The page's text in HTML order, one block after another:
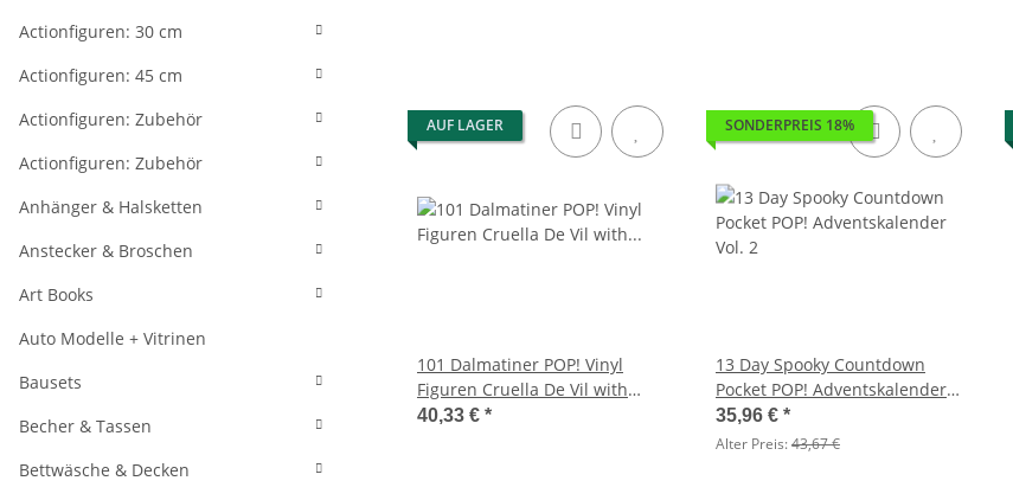
AUF LAGER
101 Dalmatiner POP! Vinyl
Figuren Cruella De Vil with
Chase 9 cm Sortiment (6)
40,33 € *
SONDERPREIS 18%
13 Day Spooky Countdown
Pocket POP! Adventskalender
Vol. 2
35,96 € *
Alter Preis:43,67 €
Actionfiguren: 30 cm
Actionfiguren: 45 cm
Actionfiguren: Zubehör
Actionfiguren: Zubehör
Anhänger & Halsketten
Anstecker & Broschen
Art Books
Auto Modelle + Vitrinen
Bausets
Becher & Tassen
Bettwäsche & Decken